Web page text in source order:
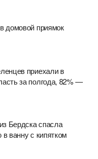
домовой приямок
приехали в
за полгода, 82% —
Бердска спасла
ванну с кипятком